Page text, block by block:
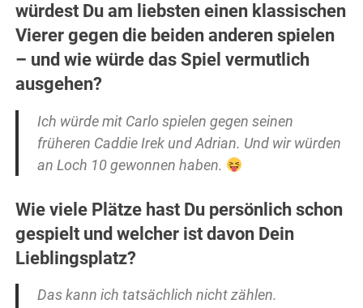
würdest Du am liebsten einen klassischen
Vierer gegen die beiden anderen spielen
– und wie würde das Spiel vermutlich
ausgehen?
Ich würde mit Carlo spielen gegen seinen
früheren Caddie Irek und Adrian. Und wir würden
an Loch 10 gewonnen haben.
Wie viele Plätze hast Du persönlich schon
gespielt und welcher ist davon Dein
Lieblingsplatz?
Das kann ich tatsächlich nicht zählen.